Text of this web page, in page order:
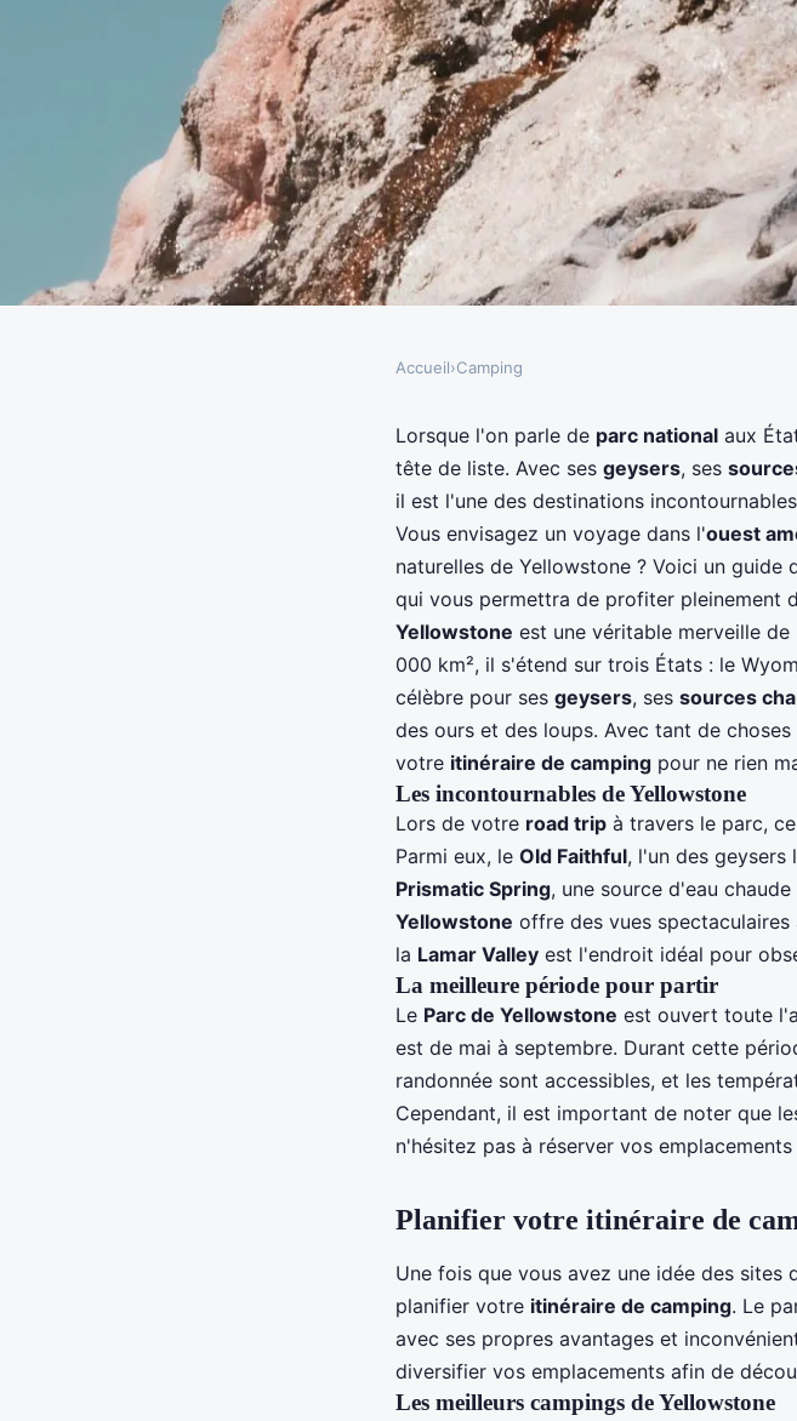
Comment préparer un
camping pour découvrir les
parc de Yellowstone?
Accueil›Camping
Lorsque l'on parle de parc national aux
tête de liste. Avec ses geysers, ses
il est l'une des destinations
Vous envisagez un voyage dans l'ouest
naturelles de Yellowstone ? Voici un guide
qui vous permettra de profiter pleinement
Yellowstone est une véritable merveille
000 km², il s'étend sur trois États : le
célèbre pour ses geysers, ses sources
des ours et des loups. Avec tant de
votre itinéraire de camping pour ne rien
Les incontournables de Yellowstone
Lors de votre road trip à travers le parc,
Parmi eux, le Old Faithful, l'un des geysers
Prismatic Spring, une source d'eau
Yellowstone offre des vues
la Lamar Valley est l'endroit idéal pour
La meilleure période pour partir
Le Parc de Yellowstone est ouvert toute
est de mai à septembre. Durant cette
randonnée sont accessibles, et les
Cependant, il est important de noter que
n'hésitez pas à réserver vos
Planifier votre itinéraire de
Une fois que vous avez une idée des
planifier votre itinéraire de camping. Le
avec ses propres avantages et
diversifier vos emplacements afin de
Les meilleurs campings de Yellowstone